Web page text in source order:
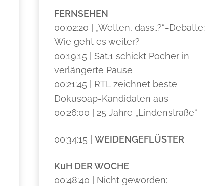
FERNSEHEN
00:02:20 | „Wetten, dass..?“-Debatte:
Wie geht es weiter?
00:19:15 | Sat.1 schickt Pocher in
verlängerte Pause
00:21:45 | RTL zeichnet beste
Dokusoap-Kandidaten aus
00:26:00 | 25 Jahre „Lindenstraße“
00:34:15 | WEIDENGEFLÜSTER
KuH DER WOCHE
00:48:40 | Nicht geworden: